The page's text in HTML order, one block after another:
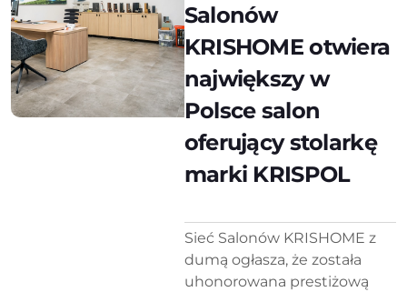
Salonów
KRISHOME otwiera
największy w
Polsce salon
oferujący stolarkę
marki KRISPOL
Sieć Salonów KRISHOME z
dumą ogłasza, że została
uhonorowana prestiżową